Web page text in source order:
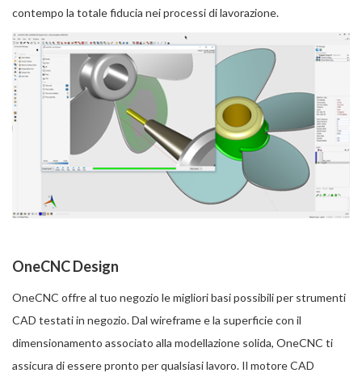
contempo la totale fiducia nei processi di lavorazione.
OneCNC Design
OneCNC offre al tuo negozio le migliori basi possibili per strumenti
CAD testati in negozio. Dal wireframe e la superficie con il
dimensionamento associato alla modellazione solida, OneCNC ti
assicura di essere pronto per qualsiasi lavoro. Il motore CAD